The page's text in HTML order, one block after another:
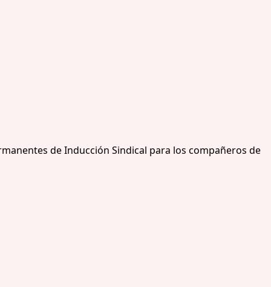
de Inducción Sindical para los compañeros de